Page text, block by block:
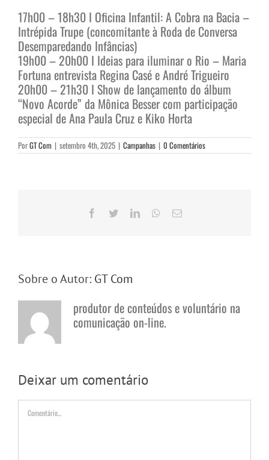
17h00 – 18h30 I Oficina Infantil: A Cobra na Bacia –
Intrépida Trupe (concomitante à Roda de Conversa
Desemparedando Infâncias)
19h00 – 20h00 I Ideias para iluminar o Rio – Maria
Fortuna entrevista Regina Casé e André Trigueiro
20h00 – 21h30 I Show de lançamento do álbum
“Novo Acorde” da Mônica Besser com participação
especial de Ana Paula Cruz e Kiko Horta
PorGT Com | setembro 4th, 2025 | Campanhas | 0 Comentários
Facebook
TwitterLinkedInWhatsApp
E-
Sobre o Autor: GT Com
produtor de conteúdos e voluntário na
comunicação on-line.
Deixar um comentário
Comentário